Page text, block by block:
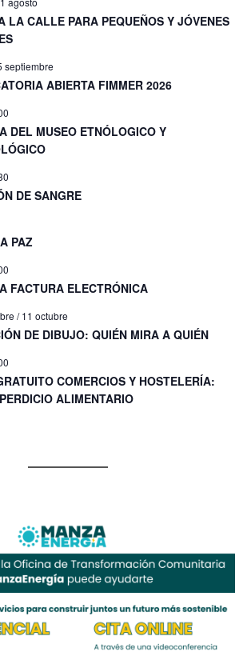
LA CALLE PARA PEQUEÑOS Y JÓVENES
septiembre
ABIERTA FIMMER 2026
DEL MUSEO ETNÓLOGICO Y
DE SANGRE
PAZ
FACTURA ELECTRÓNICA
/11 octubre
DE DIBUJO: QUIÉN MIRA A QUIÉN
COMERCIOS Y HOSTELERÍA:
ALIMENTARIO